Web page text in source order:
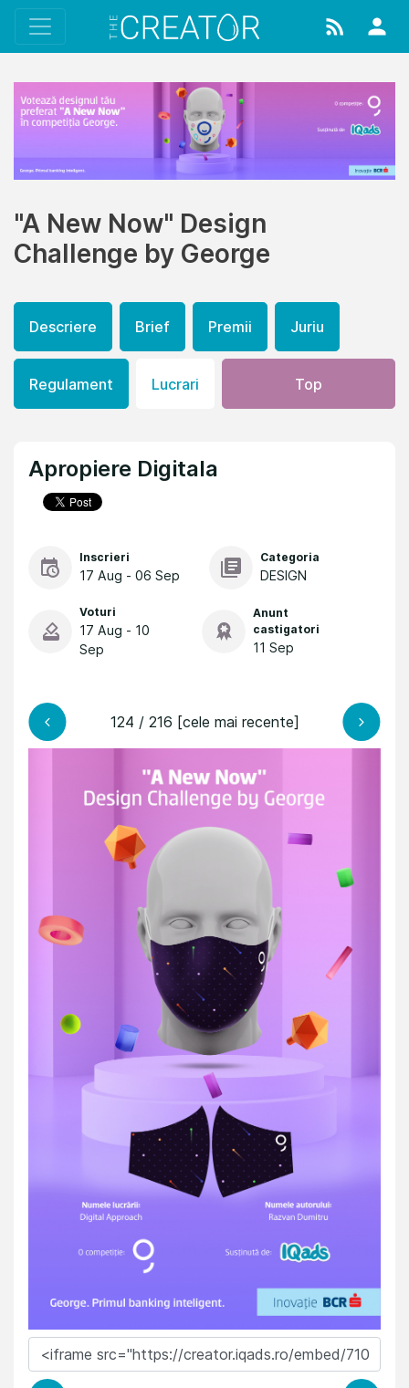
"A New Now" Design
Challenge by George
Descriere Brief Premii Juriu
Regulament Lucrari Top
Apropiere Digitala
Inscrieri
17 Aug - 06 Sep
Categoria
DESIGN
Voturi
17 Aug - 10
Sep
Anunt
castigatori
11 Sep
124 / 216 [cele mai recente]